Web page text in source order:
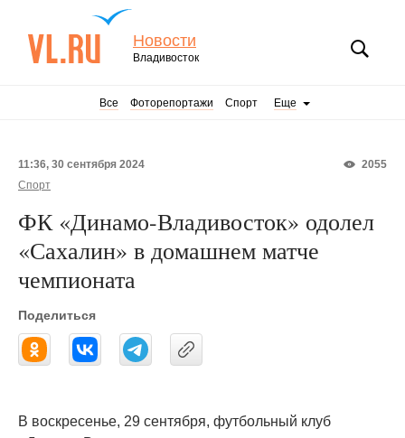
Новости
Владивосток
Все Фоторепортажи Спорт Еще
2055
11:36, 30 сентября 2024
Спорт
ФК «Динамо-Владивосток» одолел
«Сахалин» в домашнем матче
чемпионата
Поделиться
В воскресенье, 29 сентября, футбольный клуб